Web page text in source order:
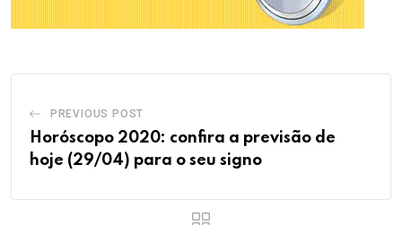
PREVIOUS POST
Horóscopo 2020: confira a previsão de
hoje (29/04) para o seu signo